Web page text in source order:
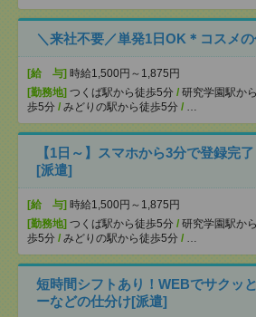
＼来社不要／単発1日OK＊コスメ
[給 与] 時給1,500円～1,875円
[勤務地] つくば駅から徒歩5分 / 研究学園駅か
歩5分 / みどりの駅から徒歩5分 / …
【1日～】スマホから3分で登録完
[派遣]
[給 与] 時給1,500円～1,875円
[勤務地] つくば駅から徒歩5分 / 研究学園駅か
歩5分 / みどりの駅から徒歩5分 / …
短時間シフトあり！WEBでサクッ
ーなどの仕分け[派遣]